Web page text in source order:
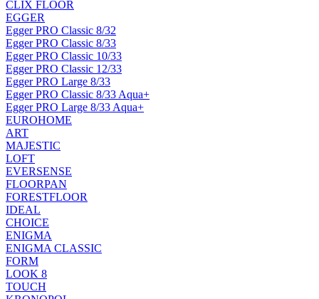
CLIX FLOOR
EGGER
Egger PRO Classic 8/32
Egger PRO Classic 8/33
Egger PRO Classic 10/33
Egger PRO Classic 12/33
Egger PRO Large 8/33
Egger PRO Classic 8/33 Aqua+
Egger PRO Large 8/33 Aqua+
EUROHOME
ART
MAJESTIC
LOFT
EVERSENSE
FLOORPAN
FORESTFLOOR
IDEAL
CHOICE
ENIGMA
ENIGMA CLASSIC
FORM
LOOK 8
TOUCH